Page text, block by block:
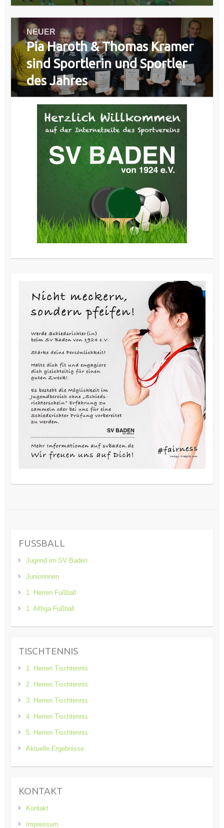
NEUER
Nächster
Beitrag:
Pia Haroth & Thomas Kramer
sind Sportlerin und Sportler
des Jahres
FUSSBALL
Jugend im SV Baden
Juniorinnen
1. Herren Fußball
1. Altliga Fußball
TISCHTENNIS
1. Herren Tischtennis
2. Herren Tischtennis
3. Herren Tischtennis
4. Herren Tischtennis
5. Herren Tischtennis
Aktuelle Ergebnisse
KONTAKT
Kontakt
Impressum